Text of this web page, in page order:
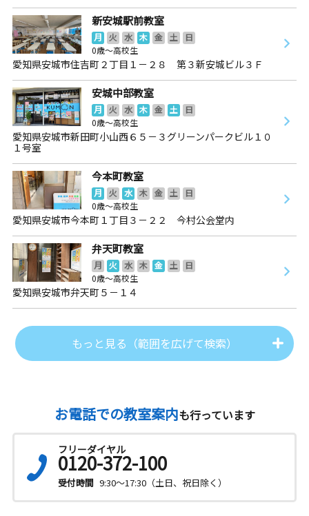
新安城駅前教室
月 火 水 木 金 土
日
0歳～高校生
愛知県安城市住吉町２丁目１－２８ 第３新安城ビル３Ｆ
安城中部教室
月 火 水 木 金 土
日
0歳～高校生
愛知県安城市新田町小山西６５－３グリーンパークビル１０
１号室
今本町教室
月 火 水 木 金 土
日
0歳～高校生
愛知県安城市今本町１丁目３－２２ 今村公会堂内
弁天町教室
月 火 水 木 金 土
日
0歳～高校生
愛知県安城市弁天町５－１４
もっと見る（範囲を広げて検索）
お電話での教室案内も行っています
フリーダイヤル
0120-372-100
受付時間 9:30～17:30（土日、祝日除く）